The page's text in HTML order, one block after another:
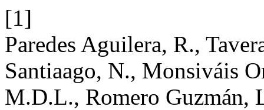
[1]
Paredes Aguilera, R.,
Santiaago, N., Monsiváis
M.D.L., Romero Guzmán,